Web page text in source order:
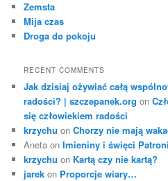
Zemsta
Mija czas
Droga do pokoju
RECENT COMMENTS
Jak dzisiaj ożywiać całą
radości? | szczepanek.org on
się człowiekiem radości
krzychu onChorzy nie mają
Aneta onImieniny i święci Patroni
krzychu on Kartą czy nie kartą?
jarek on Proporcje wiary…